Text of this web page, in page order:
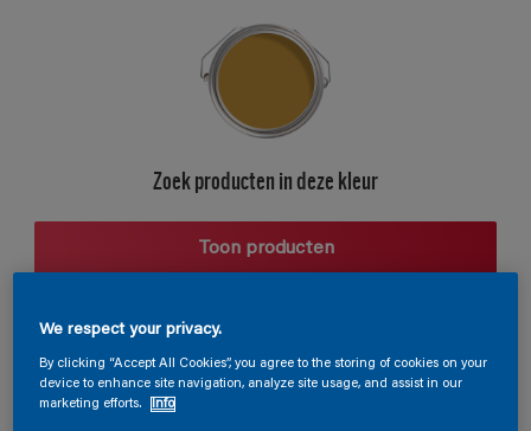
Zoek producten in deze kleur
Toon producten
Harmonieuze suggestie
We respect your privacy.
By clicking “Accept All Cookies”, you agree to the storing of cookies on your
device to enhance site navigation, analyze site usage, and assist in our
marketing efforts.
Info